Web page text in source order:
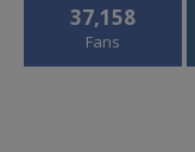
37,158
Fans